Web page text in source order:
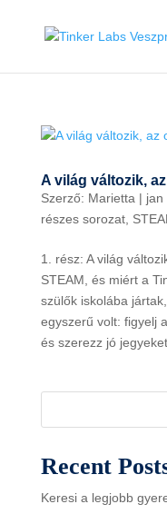
A világ változik,
Szerző: Marietta | jan
részes sorozat,
1. rész: A világ
STEAM, és miért a
szülők iskolába
egyszerű volt: figyelj
és szerezz jó
Recent
Keresi a legjobb